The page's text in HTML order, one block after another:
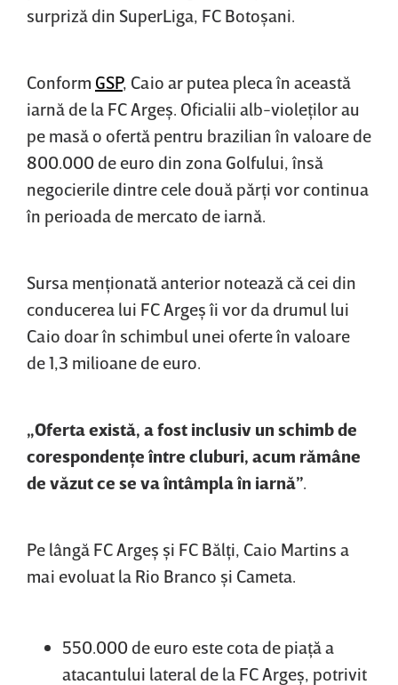
surpriză din SuperLiga, FC Botoşani.
Conform GSP, Caio ar putea pleca în această
iarnă de la FC Argeş. Oficialii alb-violeţilor au
pe masă o ofertă pentru brazilian în valoare de
800.000 de euro din zona Golfului, însă
negocierile dintre cele două părţi vor continua
în perioada de mercato de iarnă.
Sursa menţionată anterior notează că cei din
conducerea lui FC Argeş îi vor da drumul lui
Caio doar în schimbul unei oferte în valoare
de 1,3 milioane de euro.
„Oferta există, a fost inclusiv un schimb de
corespondenţe între cluburi, acum rămâne
de văzut ce se va întâmpla în iarnă”
Pe lângă FC Argeş şi FC Bălţi, Caio Martins a
mai evoluat la Rio Branco şi Cameta.
550.000 de euro este cota de piaţă a
atacantului lateral de la FC Argeş, potrivit